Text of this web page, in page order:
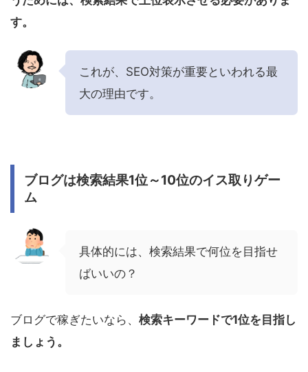
す。
これが、SEO対策が重要といわれる最
大の理由です。
ブログは検索結果1位～10位のイス取りゲー
ム
具体的には、検索結果で何位を目指せ
ばいいの？
ブログで稼ぎたいなら、 検索キーワードで1位を目指し
ましょう。